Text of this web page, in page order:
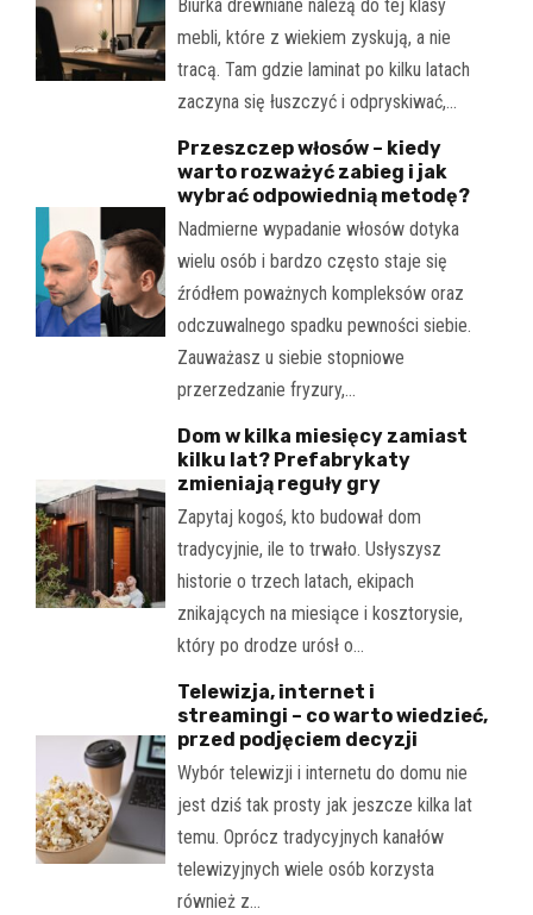
Biurka drewniane należą do tej klasy
mebli, które z wiekiem zyskują, a nie
tracą. Tam gdzie laminat po kilku latach
zaczyna się łuszczyć i odpryskiwać,…
Przeszczep włosów – kiedy
warto rozważyć zabieg i jak
wybrać odpowiednią metodę?
Nadmierne wypadanie włosów dotyka
wielu osób i bardzo często staje się
źródłem poważnych kompleksów oraz
odczuwalnego spadku pewności siebie.
Zauważasz u siebie stopniowe
przerzedzanie fryzury,…
Dom w kilka miesięcy zamiast
kilku lat? Prefabrykaty
zmieniają reguły gry
Zapytaj kogoś, kto budował dom
tradycyjnie, ile to trwało. Usłyszysz
historie o trzech latach, ekipach
znikających na miesiące i kosztorysie,
który po drodze urósł o…
Telewizja, internet i
streamingi – co warto wiedzieć,
przed podjęciem decyzji
Wybór telewizji i internetu do domu nie
jest dziś tak prosty jak jeszcze kilka lat
temu. Oprócz tradycyjnych kanałów
telewizyjnych wiele osób korzysta
również z…